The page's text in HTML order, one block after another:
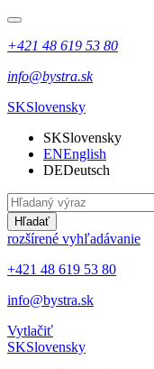
+421 48 619 53 80
info@bystra.sk
SKSlovensky
SKSlovensky
ENEnglish
DEDeutsch
Hľadať
rozšírené vyhľadávanie
+421 48 619 53 80
info@bystra.sk
Vytlačiť
SKSlovensky